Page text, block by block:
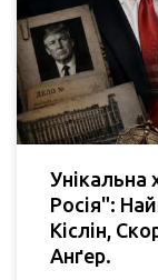
Унікальна
Росія":
Кіслін,
Анґер.